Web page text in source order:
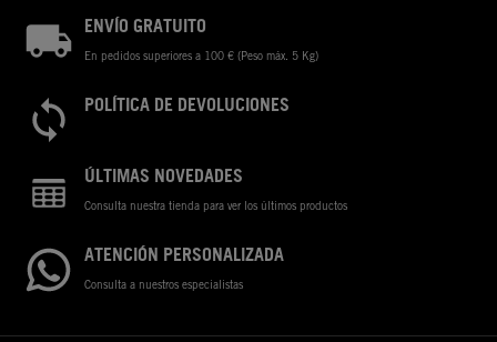
ENVÍO GRATUITO
En pedidos superiores a 100 € (Peso máx. 5 Kg)
POLÍTICA DE DEVOLUCIONES
ÚLTIMAS NOVEDADES
Consulta nuestra tienda para ver los últimos productos
ATENCIÓN PERSONALIZADA
Consulta a nuestros especialistas